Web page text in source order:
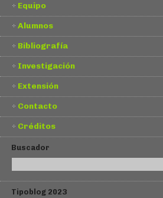
Equipo
Alumnos
Bibliografía
Investigación
Extensión
Contacto
Créditos
Buscador
Tipoblog 2023